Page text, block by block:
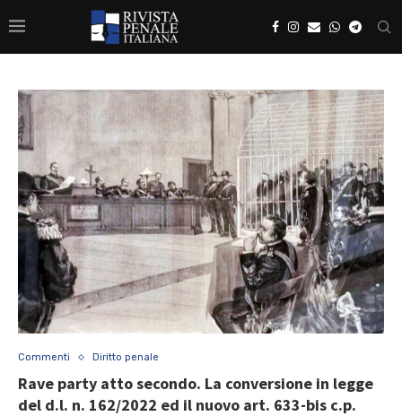
Commenti Diritto penale
Rave party atto secondo. La conversione in legge
del d.l. n. 162/2022 ed il nuovo art. 633-bis c.p.